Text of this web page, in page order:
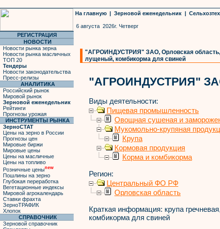
На главную | Зерновой еженедельник |
6 августа 2026г. Четверг
РЕГИСТРАЦИЯ
НОВОСТИ
Новости рынка зерна
Новости рынка масличных
ТОП 20
Тендеры
Новости законодательства
Пресс-релизы
АНАЛИТИКА
Российский рынок
Мировой рынок
Зерновой еженедельник
Рейтинги
Прогнозы урожая
ИНСТРУМЕНТЫ РЫНКА
ЗерноСТАТ
Цены на зерно в России
Прогнозы цен
Мировые биржи
Мировые цены
Цены на масличные
Цены на топливо
Розничные ценыnew
Пошлины на зерно
Глубокая переработка
Вегетационные индексы
Мировой агрокалендарь
Ставки фрахта
ЗерноТРАФИК
Хлопок
СПРАВОЧНИК
Зерновой справочник
"АГРОИНДУСТРИЯ" ЗАО, Орловская область,
лущеный, комбикорма для свиней
"АГРОИНДУСТРИЯ"
Виды деятельности:
Пищевая промышленность
Овощная сушеная и
Мукомольно-крупяная
Крупа
Кормовая продукция
Корма и комбикорма
Регион:
Центральный ФО РФ
Орловская область
Краткая информация: крупа
комбикорма для свиней